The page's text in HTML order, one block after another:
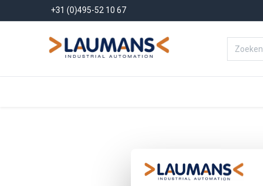
+31 (0)495-52 10 67